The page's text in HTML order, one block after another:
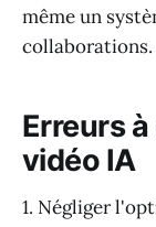
même un
collaborations.
Erreurs
vidéo IA
1. Négliger